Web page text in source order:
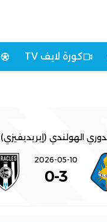
كورة لايف TV
الهولندي (إيريديفيزي)
2026-05-10
3
-
0